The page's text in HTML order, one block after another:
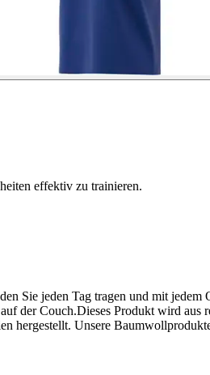
effektiv zu trainieren.
Sie jeden Tag tragen und mit
der Couch.Dieses Produkt wird aus
hergestellt. Unsere